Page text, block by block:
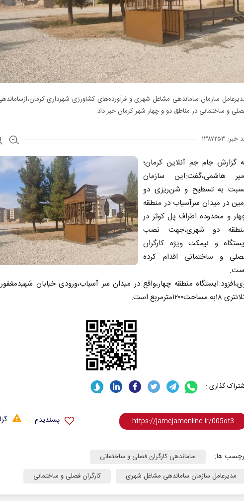
سازمان ساماندهی مشاغل شهری و فرآورده‌های کشاورزی شهرداری
و ساختمانی در مناطق دو و چهار شهر کرمان خبر داد.
۱۳۸۷۲۵۳
گزارش جام جم آنلاین کرمان؛
هاشمی،گفت:این سازمان
به تسطیح و شن‌ریزی دو
در میدان سرآسیاب در منطقه
و محدوده اطراف پل کوثر در
دو شهری،جهت نصب
و نیمکت ویژه کارگران
و ساختمانی اقدام کرده
منطقه چهار،واقع در میدان سر آسیاب،ورودی خیابان
۱۸به مساحت۱۲۰۰مترمربع است.
گذاری :
پسندیدم
ها:
ساماندهی کارگران فصلی و ساختمانی
مدیرعامل سازمان ساماندهی مشاغل شهری
کارگران فصلی و ساختمانی